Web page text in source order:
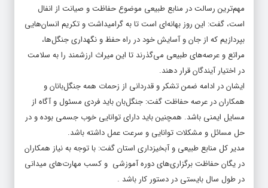
مهم‌ترین رسالت در منابع طبیعی موضوع حفاظت و صیانت از انفال
است، گفت: این روز بهانه‌ای است تا به گرامیداشت و تکریم انسان‌هایی
بپردازیم که از جان و آسایش خود در راه حفظ و نگهداری جنگل‌ها،
مراتع و عرصه‌های طبیعی می‌گذرند تا این میراث ارزشمند را به سلامت
در اختیار آیندگان قرار دهند.
ایشان در ادامه ضمن تشکر و قدردانی از زحمات همه جنگل‌بانان و
همکاران در عرصه حفاظت گفت: جنگل‌بان باید فردی مسئول و آگاه از
مسایل ایمنی باشد. همچنین باید دارای توانایی خوب جسمی بوده و در
حل مسائل و مشکلات توانایی و سرعت عمل داشته باشد.
مدیر کل منابع طبیعی و آبخیزداری استان گفت: با توجه به نیاز همکاران
در یگان حفاظت برگزاری‌های دوره آموزشی و کسب مهارت‌های میدانی
در طول سال بایستی در دستور کار باشد .